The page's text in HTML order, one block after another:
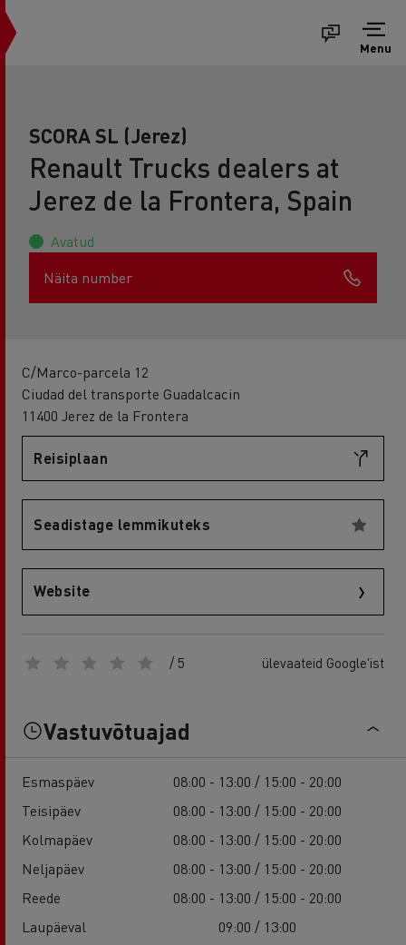
Menu
SCORA SL (Jerez)
Renault Trucks dealers at
Jerez de la Frontera, Spain
Avatud
Näita number
C/Marco-parcela 12
Ciudad del transporte Guadalcacin
11400 Jerez de la Frontera
Reisiplaan
Seadistage lemmikuteks
Website
/ 5 ülevaateid Google'ist
Vastuvõtuajad
Esmaspäev
08:00 - 13:00 / 15:00 - 20:00
Teisipäev
08:00 - 13:00 / 15:00 - 20:00
Kolmapäev
08:00 - 13:00 / 15:00 - 20:00
Neljapäev
08:00 - 13:00 / 15:00 - 20:00
Reede
08:00 - 13:00 / 15:00 - 20:00
Laupäeval
09:00 / 13:00